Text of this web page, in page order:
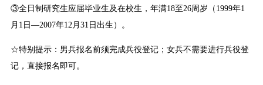
③全日制研究生应届毕业生及在校生，年满18至26周岁（1999年1
月1日—2007年12月31日出生）。
☆特别提示：男兵报名前须完成兵役登记；女兵不需要进行兵役登
记，直接报名即可。